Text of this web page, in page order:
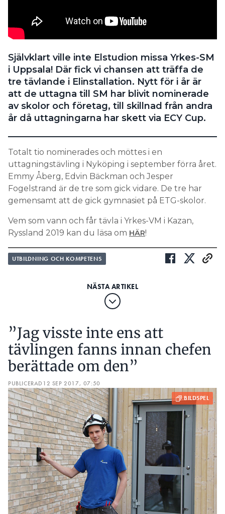
Självklart ville inte Elstudion missa Yrkes-SM
i Uppsala! Där fick vi chansen att träffa de
tre tävlande i Elinstallation. Nytt för i år är
att de uttagna till SM har blivit nominerade
av skolor och företag, till skillnad från andra
år då uttagningarna har skett via ECY Cup.
Totalt tio nominerades och möttes i en
uttagningstävling i Nyköping i september förra året.
Emmy Åberg, Edvin Bäckman och Jesper
Fogelstrand är de tre som gick vidare. De tre har
gemensamt att de gick gymnasiet på ETG-skolor.
Vem som vann och får tävla i Yrkes-VM i Kazan,
Ryssland 2019 kan du läsa om HÄR!
UTBILDNING OCH KOMPETENS
”Jag visste inte ens att
tävlingen fanns innan chefen
berättade om den­”
PUBLICERAD 12 SEP 2017, 07:50